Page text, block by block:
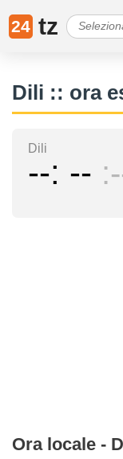
24 tz
Dili :: ora
Dili
-- --
Ora locale -